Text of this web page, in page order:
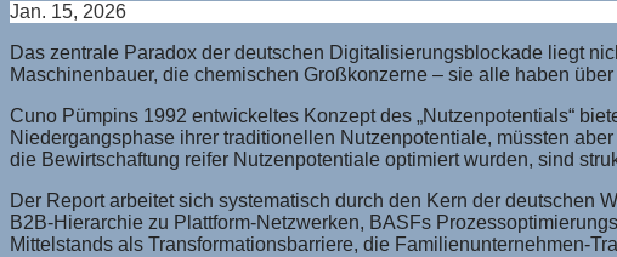
Jan. 15, 2026
Das zentrale Paradox der deutschen Digitalisierungsblockade liegt
Maschinenbauer, die chemischen Großkonzerne – sie alle haben
Cuno Pümpins 1992 entwickeltes Konzept des „Nutzenpotentials“
Niedergangsphase ihrer traditionellen Nutzenpotentiale, müssten
die Bewirtschaftung reifer Nutzenpotentiale optimiert wurden, sind
Der Report arbeitet sich systematisch durch den Kern der deutschen
B2B-Hierarchie zu Plattform-Netzwerken, BASFs
Mittelstands als Transformationsbarriere, die Familienunternehmen-